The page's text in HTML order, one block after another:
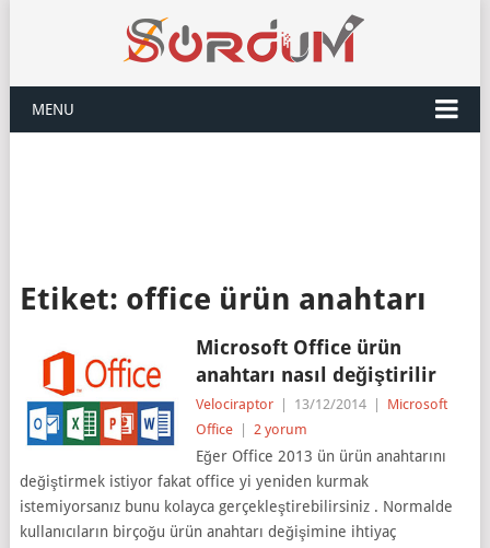
MENU
Etiket: office ürün anahtarı
Microsoft Office ürün
anahtarı nasıl değiştirilir
Velociraptor 13/12/2014
Microsoft
Office
2 yorum
Eğer Office 2013 ün ürün anahtarını
değiştirmek istiyor fakat office yi yeniden kurmak
istemiyorsanız bunu kolayca gerçekleştirebilirsiniz . Normalde
kullanıcıların birçoğu ürün anahtarı değişimine ihtiyaç